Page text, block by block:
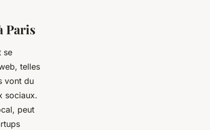
Paris
se
telles
vont du
sociaux.
peut